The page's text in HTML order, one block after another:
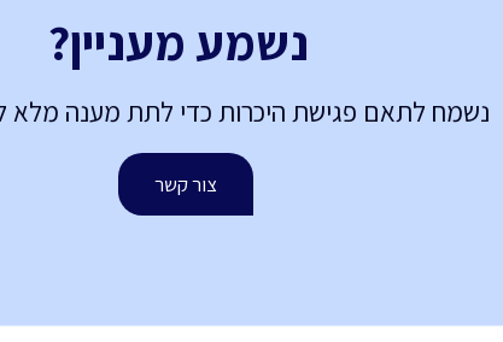
נשמע מעניין?
נשמח לתאם פגישת היכרות כדי לתת מענה מלא
צור קשר